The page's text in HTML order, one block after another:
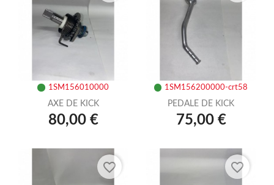
1SM156010000
AXE DE KICK
80,00 €
1SM156200000-crt58
PEDALE DE KICK
75,00 €
favorite_border favorite_border